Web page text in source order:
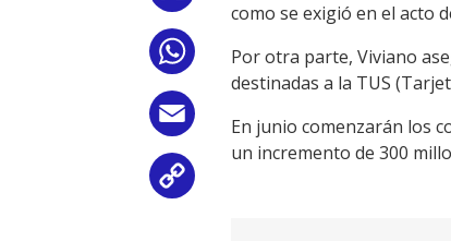
WhatsApp
Email
como se exigió en el acto
Por otra parte, Viviano
destinadas a la TUS
En junio comenzarán los
un incremento de 300